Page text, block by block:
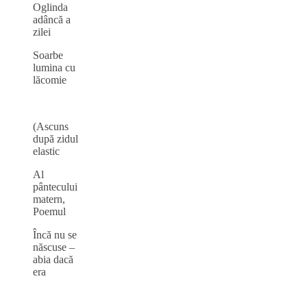
Oglinda
adâncă a
zilei
Soarbe
lumina cu
lăcomie
(Ascuns
după zidul
elastic
Al
pântecului
matern,
Poemul
Încă nu se
născuse –
abia dacă
era